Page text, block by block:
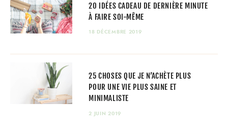
20 IDÉES CADEAU DE DERNIÈRE MINUTE
À FAIRE SOI-MÊME
18 DÉCEMBRE 2019
25 CHOSES QUE JE N’ACHÈTE PLUS
POUR UNE VIE PLUS SAINE ET
MINIMALISTE
2 JUIN 2019